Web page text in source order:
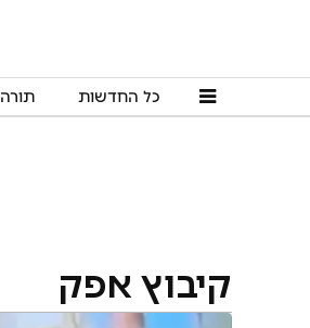
כל החדשות תורה
קיבוץ אפק